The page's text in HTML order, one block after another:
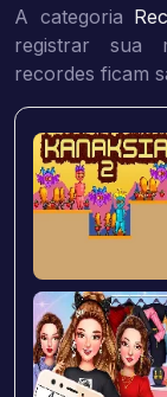
A categoria
registrar sua
recordes ficam